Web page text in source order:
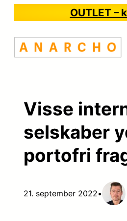
indhold
OUTLET –
Visse
selskaber
portofri
21. september 2022•